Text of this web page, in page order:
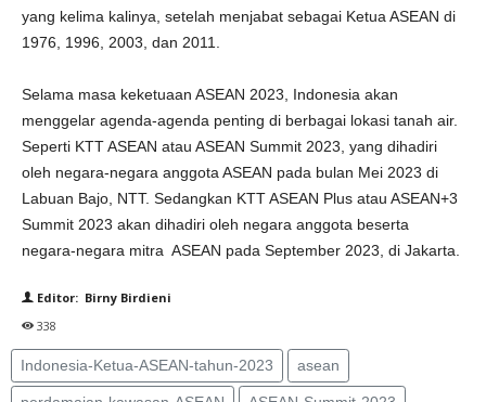
yang kelima kalinya, setelah menjabat sebagai Ketua ASEAN di
1976, 1996, 2003, dan 2011.
Selama masa keketuaan ASEAN 2023, Indonesia akan
menggelar agenda-agenda penting di berbagai lokasi tanah air.
Seperti KTT ASEAN atau ASEAN Summit 2023, yang dihadiri
oleh negara-negara anggota ASEAN pada bulan Mei 2023 di
Labuan Bajo, NTT. Sedangkan KTT ASEAN Plus atau ASEAN+3
Summit 2023 akan dihadiri oleh negara anggota beserta
negara-negara mitra ASEAN pada September 2023, di Jakarta.
Editor: Birny Birdieni
338
Indonesia-Ketua-ASEAN-tahun-2023 asean